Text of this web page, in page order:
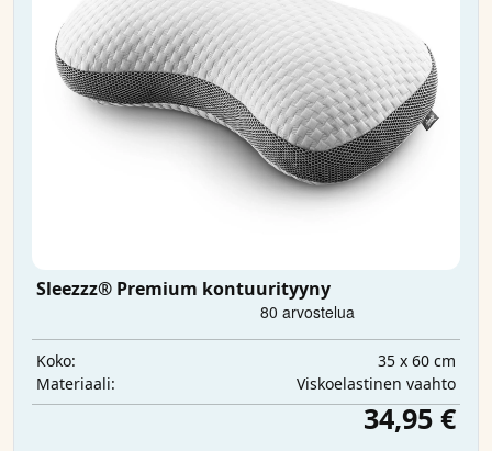
Sleezzz® Premium kontuurityyny
Koko:
35 x 60 cm
Materiaali:
Viskoelastinen vaahto
34,95 €